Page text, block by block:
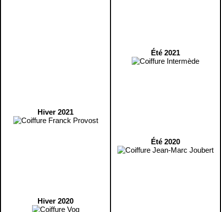
Hiver 2021
Hiver 2020
Été 2021
Été 2020